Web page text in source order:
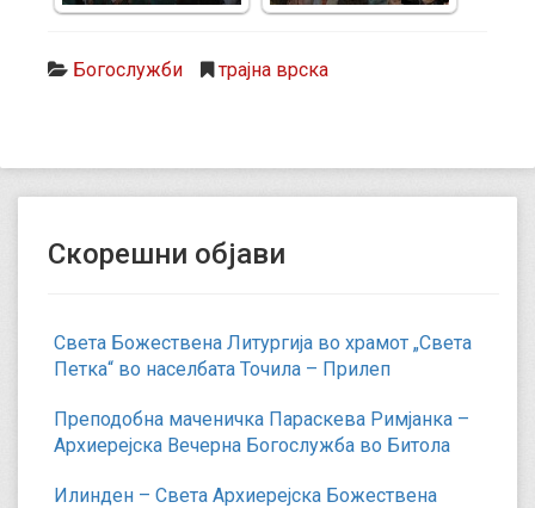
Богослужби трајна врска
Скорешни објави
Света Божествена Литургија во храмот „Света
Петка“ во населбата Точила – Прилеп
Преподобна маченичка Параскева Римјанка –
Архиерејска Вечерна Богослужба во Битола
Илинден – Света Архиерејска Божествена